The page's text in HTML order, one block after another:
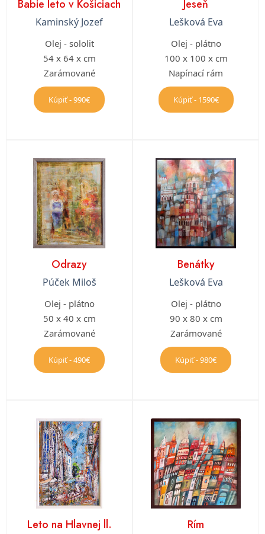
Babie leto v Košiciach
Kaminský Jozef
Olej - sololit
54 x 64 x cm
Zarámované
Kúpiť - 990€
Jeseň
Lešková Eva
Olej - plátno
100 x 100 x cm
Napínací rám
Kúpiť - 1590€
Odrazy
Púček Miloš
Olej - plátno
50 x 40 x cm
Zarámované
Kúpiť - 490€
Benátky
Lešková Eva
Olej - plátno
90 x 80 x cm
Zarámované
Kúpiť - 980€
Leto na Hlavnej ll. Rím